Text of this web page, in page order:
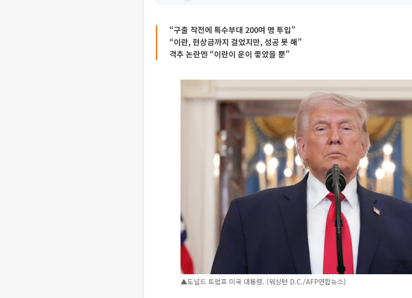
“구출 작전에 특수부대 200여 명 투입”
“이란, 현상금까지 걸었지만, 성공 못 해”
격추 논란엔 “이란이 운이 좋았을 뿐”
▲도널드 트럼프 미국 대통령. (워싱턴 D.C./AFP연합뉴스)